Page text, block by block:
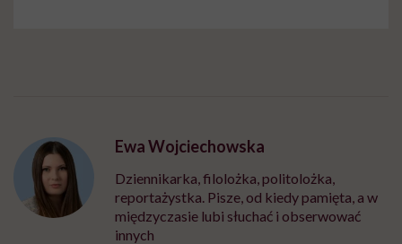
Ewa Wojciechowska
Dziennikarka, filolożka, politolożka,
reportażystka. Pisze, od kiedy pamięta, a w
międzyczasie lubi słuchać i obserwować
innych